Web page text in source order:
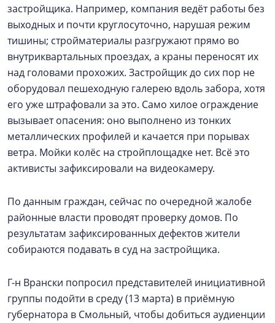
застройщика. Например, компания ведёт работы без
выходных и почти круглосуточно, нарушая режим
тишины; стройматериалы разгружают прямо во
внутриквартальных проездах, а краны переносят их
над головами прохожих. Застройщик до сих пор не
оборудовал пешеходную галерею вдоль забора, хотя
его уже штрафовали за это. Само хилое ограждение
вызывает опасения: оно выполнено из тонких
металлических профилей и качается при порывах
ветра. Мойки колёс на стройплощадке нет. Всё это
активисты зафиксировали на видеокамеру.
По данным граждан, сейчас по очередной жалобе
районные власти проводят проверку домов. По
результатам зафиксированных дефектов жители
собираются подавать в суд на застройщика.
Г-н Врански попросил представителей инициативной
группы подойти в среду (13 марта) в приёмную
губернатора в Смольный, чтобы добиться аудиенции